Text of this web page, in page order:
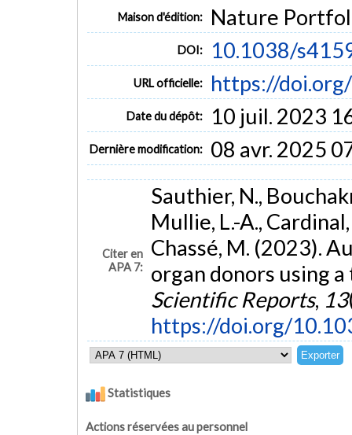
Maison d'édition: Nature
DOI: 10.1038/
URL officielle: https://
Date du dépôt: 10 juil. 2023
Dernière modification: 08 avr. 2025
Citer en
APA 7:
Sauthier, N.,
Mullie, L.-A.,
Chassé, M. (2023).
organ donors using
Scientific Reports, 13
https://doi.org/
Statistiques
Actions réservées au personnel